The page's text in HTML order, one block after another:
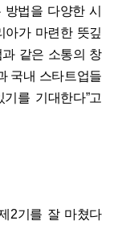
법을 다양한 시
아가 마련한 뜻깊
같은 소통의 창
국내 스타트업들
를 기대한다”고
2기를 잘 마쳤다